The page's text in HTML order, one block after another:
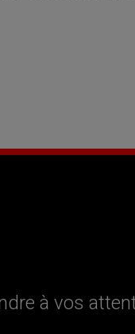
à vos